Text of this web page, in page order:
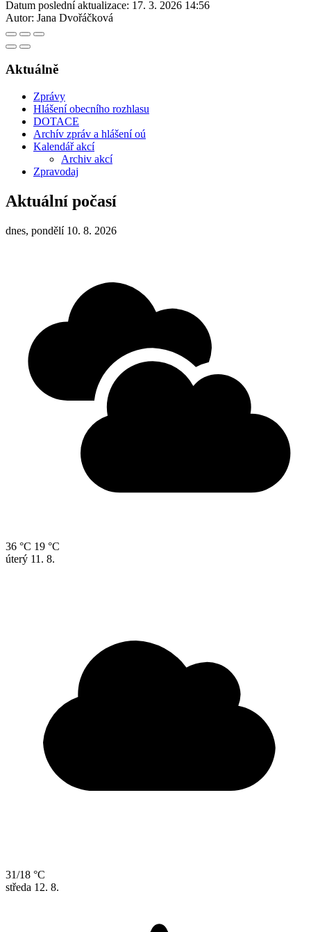
Datum poslední aktualizace: 17. 3. 2026 14:56
Autor: Jana Dvořáčková
Aktuálně
Zprávy
Hlášení obecního rozhlasu
DOTACE
Archív zpráv a hlášení oú
Kalendář akcí
Archiv akcí
Zpravodaj
Aktuální počasí
dnes, pondělí 10. 8. 2026
36 °C 19 °C
úterý 11. 8.
31/18 °C
středa 12. 8.